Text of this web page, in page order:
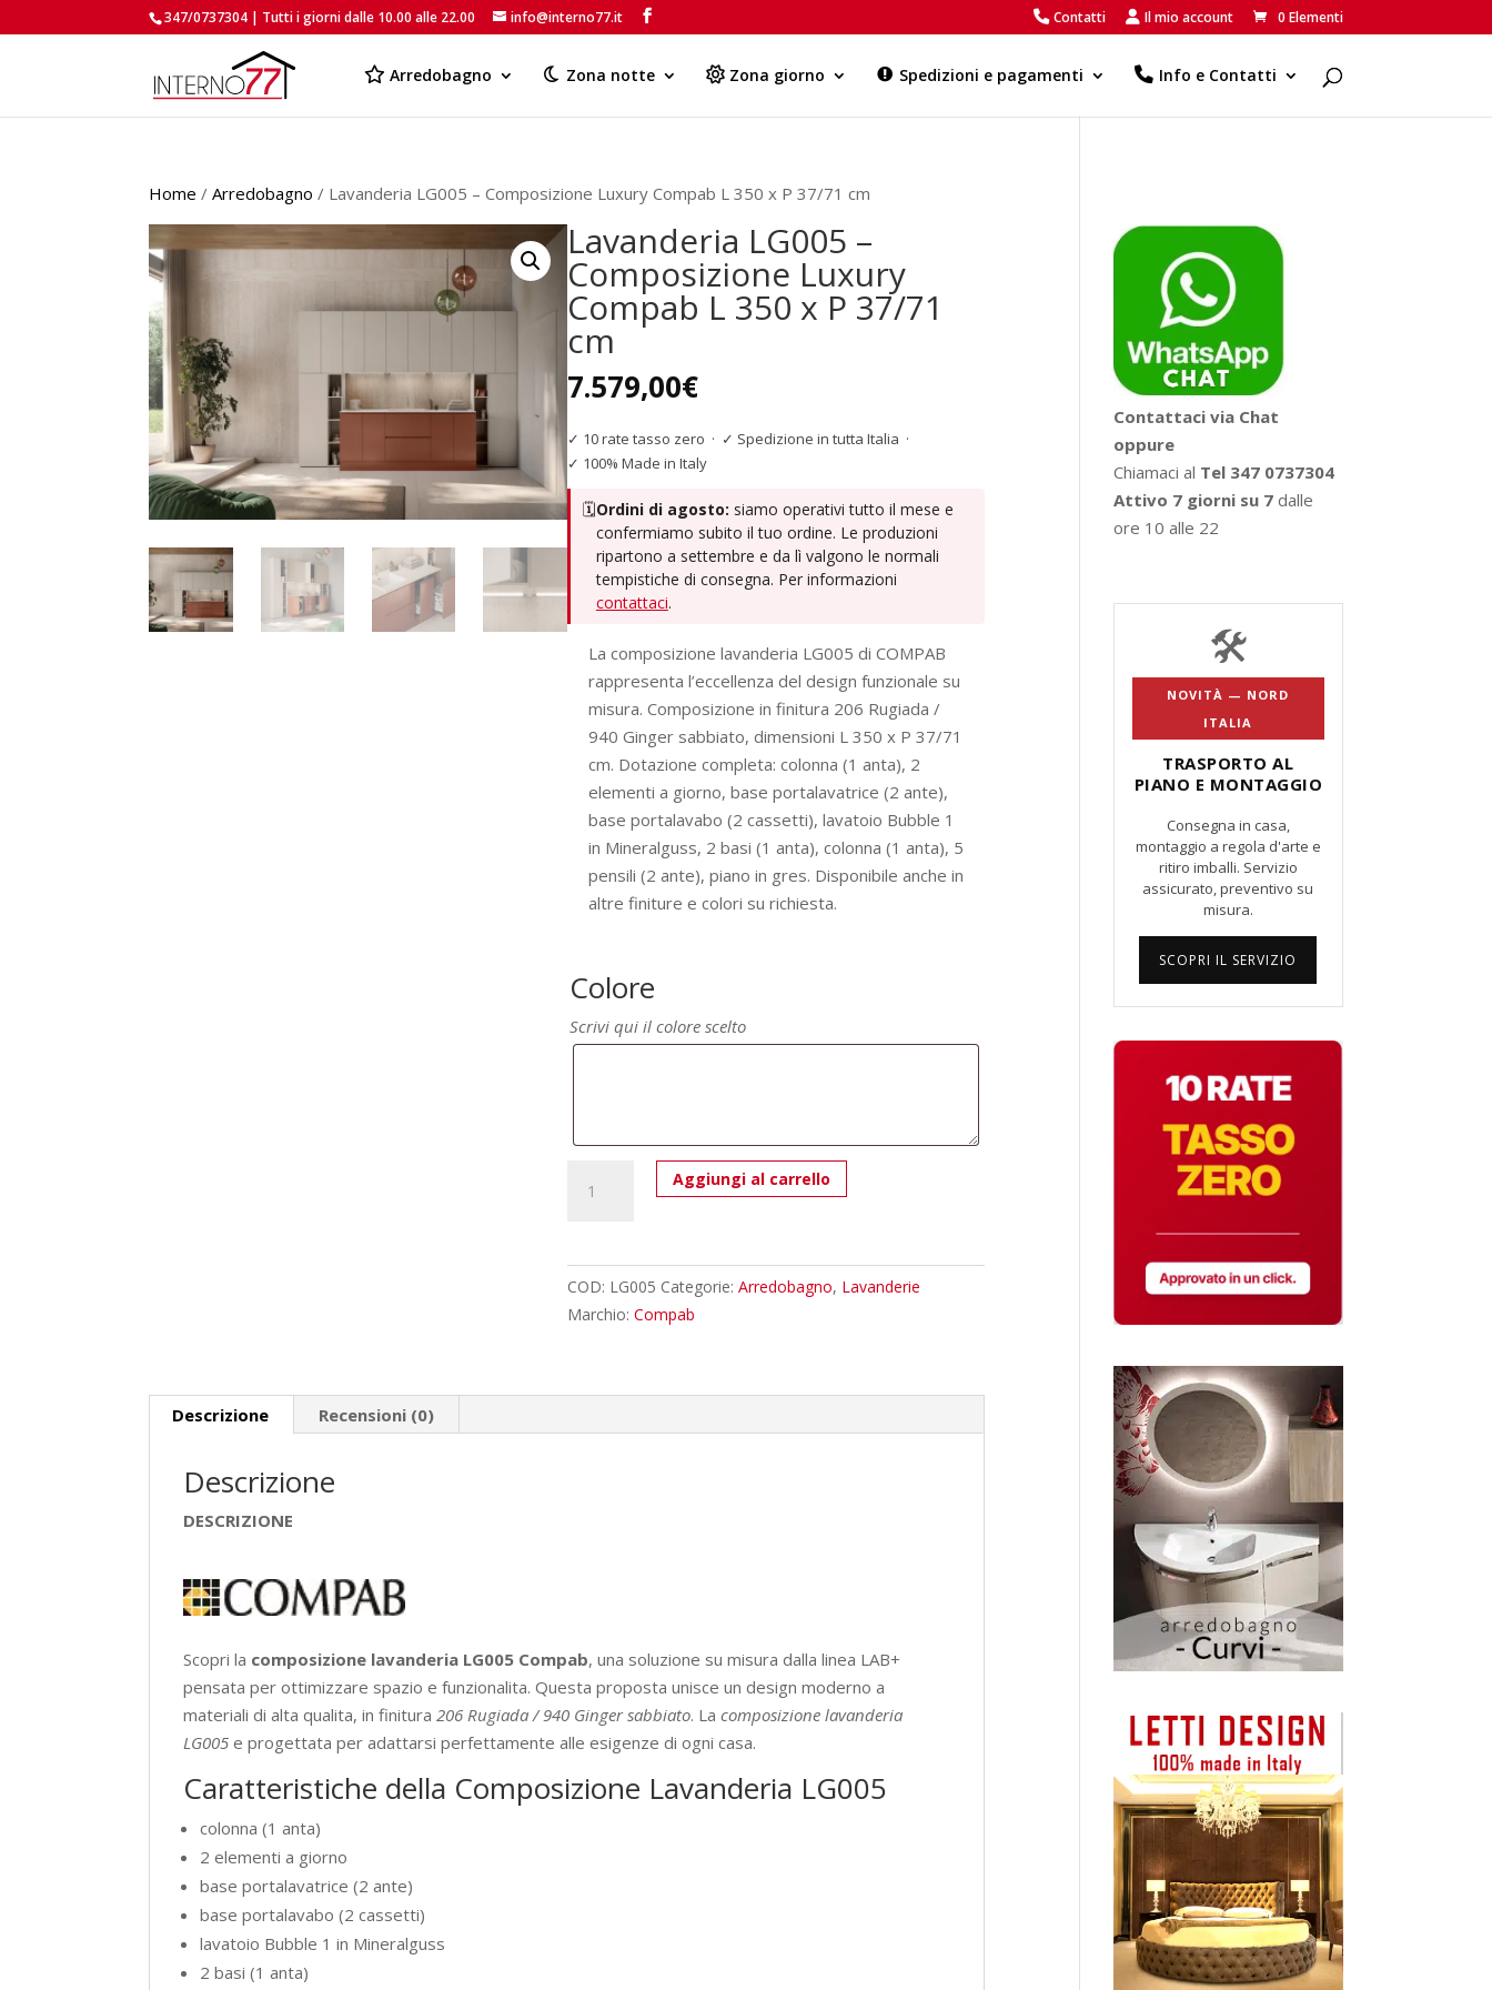
347/0737304 | Tutti i giorni dalle 10.00 alle 22.00 info@interno77.it Contatti Il mio account 0 Elementi
Arredobagno Zona notte Zona giorno Spedizioni e pagamenti Info e Contatti
Products
Home /Arredobagno / Lavanderia LG005 – Composizione Luxury Compab L 350 x P 37/71 cm
Lavanderia LG005 –
Composizione Luxury
Compab L 350 x P 37/71
cm
7.579,00€
✓ 10 rate tasso zero · ✓ Spedizione in tutta Italia ·
✓ 100% Made in Italy
🗓️Ordini di agosto: siamo operativi tutto il mese e
confermiamo subito il tuo ordine. Le produzioni
ripartono a settembre e da lì valgono le normali
tempistiche di consegna. Per informazioni
contattaci.
La composizione lavanderia LG005 di COMPAB
rappresenta l’eccellenza del design funzionale su
misura. Composizione in finitura 206 Rugiada /
940 Ginger sabbiato, dimensioni L 350 x P 37/71
cm. Dotazione completa: colonna (1 anta), 2
elementi a giorno, base portalavatrice (2 ante),
base portalavabo (2 cassetti), lavatoio Bubble 1
in Mineralguss, 2 basi (1 anta), colonna (1 anta), 5
pensili (2 ante), piano in gres. Disponibile anche in
altre finiture e colori su richiesta.
Colore
Scrivi qui il colore scelto
LG005
Luxury
Compab
x
Aggiungi al carrello
COD: LG005 Categorie: Arredobagno, Lavanderie
Marchio: Compab
Descrizione Recensioni (0)
Descrizione
DESCRIZIONE
Scopri la composizione lavanderia LG005 Compab, una soluzione su misura dalla linea LAB+
pensata per ottimizzare spazio e funzionalita. Questa proposta unisce un design moderno a
materiali di alta qualita, in finitura206 Rugiada / 940 Ginger sabbiato. Lacomposizione lavanderia
LG005 e progettata per adattarsi perfettamente alle esigenze di ogni casa.
Caratteristiche della Composizione Lavanderia LG005
colonna (1 anta)
2 elementi a giorno
base portalavatrice (2 ante)
base portalavabo (2 cassetti)
lavatoio Bubble 1 in Mineralguss
2 basi (1 anta)
Contattaci via Chat
oppure
Chiamaci al Tel 347 0737304
Attivo 7 giorni su 7 dalle
ore 10 alle 22
🛠️
NOVITÀ — NORD
ITALIA
TRASPORTO AL
PIANO E MONTAGGIO
Consegna in casa,
montaggio a regola d'arte e
ritiro imballi. Servizio
assicurato, preventivo su
misura.
SCOPRI IL SERVIZIO